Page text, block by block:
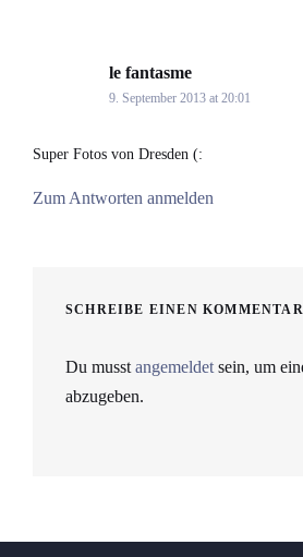
le fantasme
9. September 2013 at 20:01
Super Fotos von Dresden (:
Zum Antworten anmelden
SCHREIBE EINEN KOMMENTAR
Du musst angemeldet sein, um
abzugeben.